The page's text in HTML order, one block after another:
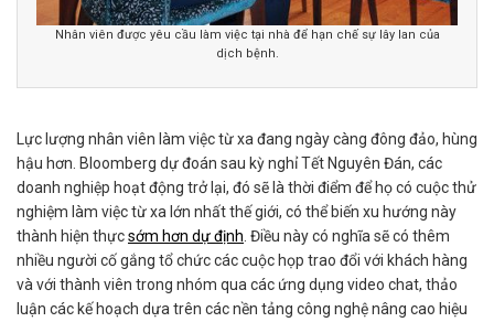
Nhân viên được yêu cầu làm việc tại nhà để hạn chế sự lây lan của
dịch bệnh.
Lực lượng nhân viên làm việc từ xa đang ngày càng đông đảo, hùng
hậu hơn. Bloomberg dự đoán sau kỳ nghỉ Tết Nguyên Đán, các
doanh nghiệp hoạt động trở lại, đó sẽ là thời điểm để họ có cuộc thử
nghiệm làm việc từ xa lớn nhất thế giới, có thể biến xu hướng này
thành hiện thựcsớm hơn dự định . Điều này có nghĩa sẽ có thêm
nhiều người cố gắng tổ chức các cuộc họp trao đổi với khách hàng
và với thành viên trong nhóm qua các ứng dụng video chat, thảo
luận các kế hoạch dựa trên các nền tảng công nghệ nâng cao hiệu